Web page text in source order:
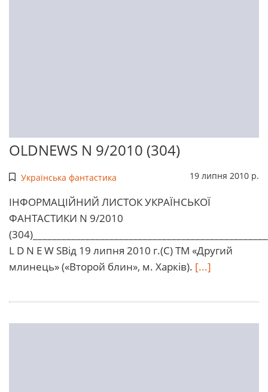
OLDNEWS N 9/2010 (304)
Українська фантастика 19 липня 2010 р.
ІHФОРМАЦІЙНИЙ ЛИСТОК УКРАЇHСЬКОЇ
ФАHТАСТИКИ N 9/2010
L D N E W SВід 19 липня 2010 г.(С) ТМ «Другий
млинець» («Второй блин», м. Харків). [...]